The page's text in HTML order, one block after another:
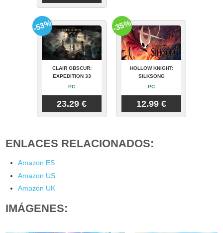
CLAIR OBSCUR:
EXPEDITION 33
PC
23.29 €
-53%
HOLLOW KNIGHT:
SILKSONG
PC
12.99 €
-35%
ENLACES RELACIONADOS:
Amazon ES
Amazon US
Amazon UK
IMÁGENES: